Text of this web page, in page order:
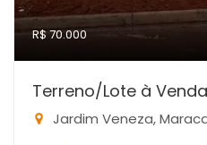
R$ 70.000
Terreno/Lote à
Jardim Veneza,